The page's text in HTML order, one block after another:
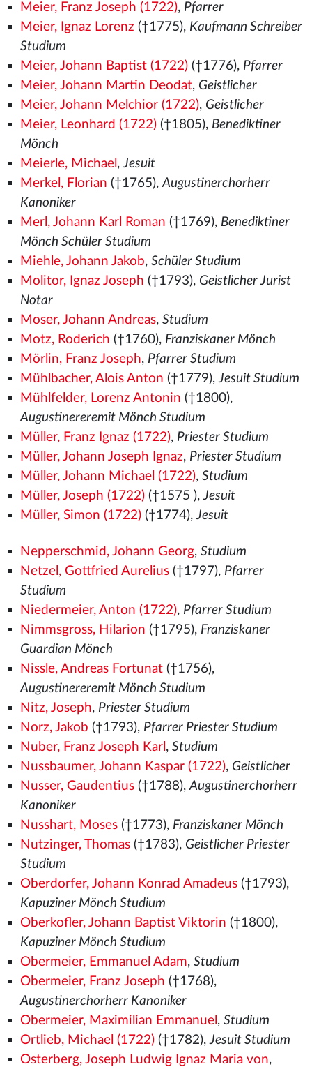
Meier, Franz Joseph (1722), Pfarrer
Meier, Ignaz Lorenz (†1775), Kaufmann Schreiber
Studium
Meier, Johann Baptist (1722)(†1776), Pfarrer
Meier, Johann Martin Deodat, Geistlicher
Meier, Johann Melchior (1722), Geistlicher
Meier, Leonhard (1722)(†1805), Benediktiner
Mönch
Meierle, Michael ,Jesuit
Merkel, Florian (†1765),Augustinerchorherr
Kanoniker
Merl, Johann Karl Roman (†1769), Benediktiner
Mönch Schüler Studium
Miehle, Johann Jakob, Schüler Studium
Molitor, Ignaz Joseph (†1793), Geistlicher Jurist
Notar
Moser, Johann Andreas, Studium
Motz, Roderich (†1760), Franziskaner Mönch
Mörlin, Franz Joseph, Pfarrer Studium
Mühlbacher, Alois Anton (†1779),Jesuit Studium
Mühlfelder, Lorenz Antonin (†1800),
Augustinereremit Mönch Studium
Müller, Franz Ignaz (1722), Priester Studium
Müller, Johann Joseph Ignaz, Priester Studium
Müller, Johann Michael (1722), Studium
Müller, Joseph (1722)(†1575 ),Jesuit
Müller, Simon (1722)(†1774),Jesuit
Nepperschmid, Johann Georg, Studium
Netzel, Gottfried Aurelius(†1797), Pfarrer
Studium
Niedermeier, Anton (1722), Pfarrer Studium
Nimmsgross, Hilarion (†1795), Franziskaner
Guardian Mönch
Nissle, Andreas Fortunat(†1756),
Augustinereremit Mönch Studium
Nitz, Joseph, Priester Studium
Norz, Jakob (†1793), Pfarrer Priester Studium
Nuber, Franz Joseph Karl , Studium
Nussbaumer, Johann Kaspar (1722), Geistlicher
Nusser, Gaudentius(†1788),Augustinerchorherr
Kanoniker
Nusshart, Moses(†1773), Franziskaner Mönch
Nutzinger, Thomas(†1783), Geistlicher Priester
Studium
Oberdorfer, Johann Konrad Amadeus(†1793),
Kapuziner Mönch Studium
Oberkofler, Johann Baptist Viktorin (†1800),
Kapuziner Mönch Studium
Obermeier, Emmanuel Adam, Studium
Obermeier, Franz Joseph (†1768),
Augustinerchorherr Kanoniker
Obermeier, Maximilian Emmanuel , Studium
Ortlieb, Michael (1722)(†1782),Jesuit Studium
Osterberg, Joseph Ludwig Ignaz Maria von,